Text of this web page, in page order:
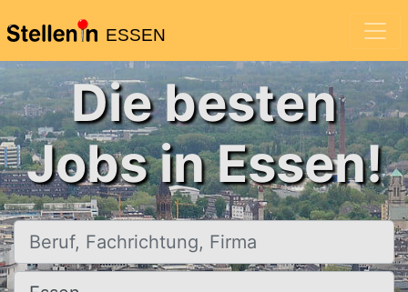
ESSEN
Die besten
Jobs in Essen!
Beruf, Fachrichtung, Firma
Ort, Stadt